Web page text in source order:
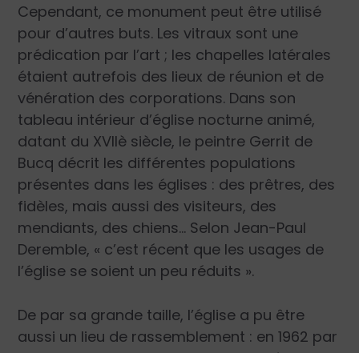
Cependant, ce monument peut être utilisé
pour d’autres buts. Les vitraux sont une
prédication par l’art ; les chapelles latérales
étaient autrefois des lieux de réunion et de
vénération des corporations. Dans son
tableau intérieur d’église nocturne animé,
datant du XVIIè siècle, le peintre Gerrit de
Bucq décrit les différentes populations
présentes dans les églises : des prêtres, des
fidèles, mais aussi des visiteurs, des
mendiants, des chiens… Selon Jean-Paul
Deremble, « c’est récent que les usages de
l’église se soient un peu réduits ».
De par sa grande taille, l’église a pu être
aussi un lieu de rassemblement : en 1962 par